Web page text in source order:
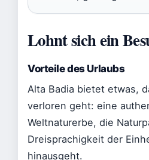
Lohnt sich ein
Vorteile des Urlaubs
Alta Badia bietet etwas,
verloren geht: eine
Weltnaturerbe, die
Dreisprachigkeit der
hinausgeht.